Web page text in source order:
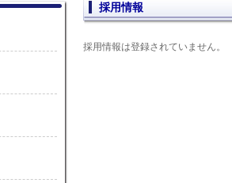
採用情報
採用情報は登録されていません。